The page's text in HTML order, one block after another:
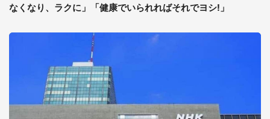
なくなり、ラクに」「健康でいられればそれでヨシ!」